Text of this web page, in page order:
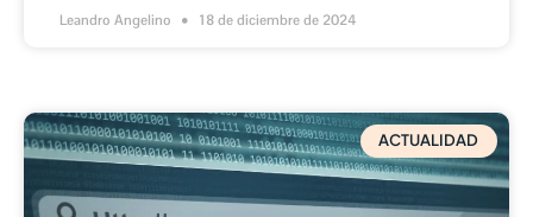
Leandro Angelino 18 de diciembre de 2024
ACTUALIDAD